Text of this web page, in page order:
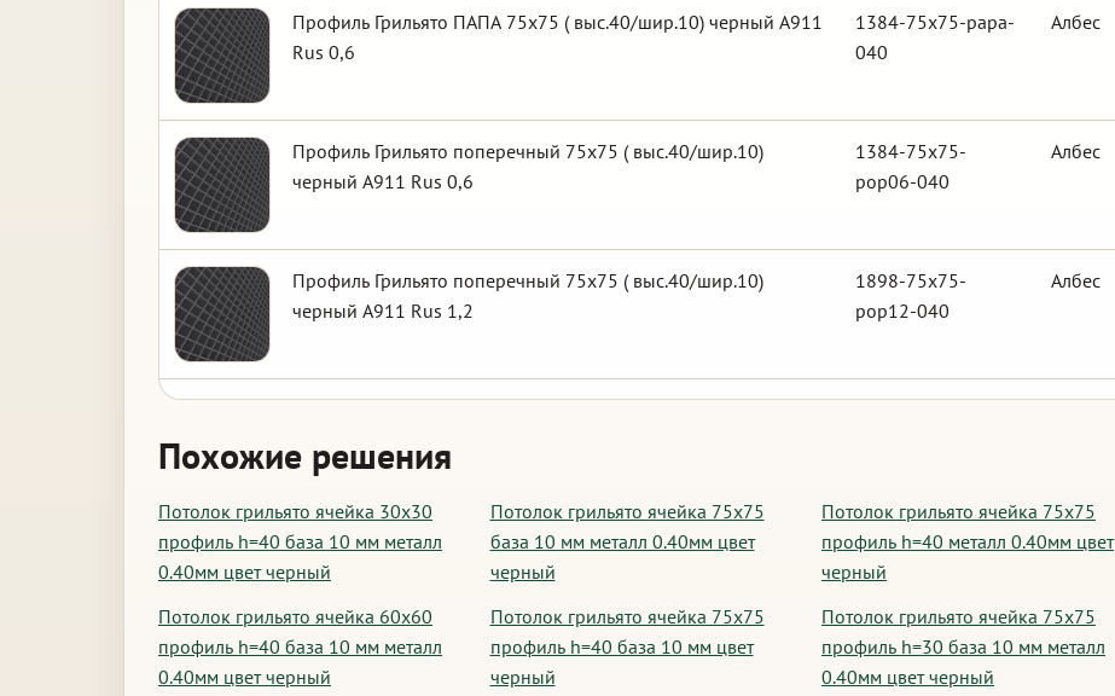
Профиль Грильято ПАПА 75х75 ( выс.40/шир.10) черный А911
Rus 0,6
1384-75x75-papa-
040
Албес
Профиль Грильято поперечный 75х75 ( выс.40/шир.10)
черный А911 Rus 0,6
1384-75x75-
pop06-040
Албес
Профиль Грильято поперечный 75х75 ( выс.40/шир.10)
черный А911 Rus 1,2
1898-75x75-
pop12-040
Албес
Похожие решения
Потолок грильято ячейка 30х30
профиль h=40 база 10 мм металл
0.40мм цвет черный
Потолок грильято ячейка 75х75
база 10 мм металл 0.40мм цвет
черный
Потолок грильято ячейка 75х75
профиль h=40 металл 0.40мм цвет
черный
Потолок грильято ячейка 60х60
профиль h=40 база 10 мм металл
0.40мм цвет черный
Потолок грильято ячейка 75х75
профиль h=40 база 10 мм цвет
черный
Потолок грильято ячейка 75х75
профиль h=30 база 10 мм металл
0.40мм цвет черный